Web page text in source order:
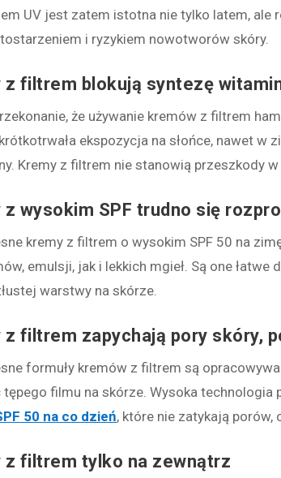
UV jest zatem istotna nie tylko latem, ale
i ryzykiem nowotworów skóry.
z filtrem blokują syntezę
że używanie kremów z filtrem
ekspozycja na słońce, nawet
Kremy z filtrem nie stanowią przeszkody
z wysokim SPF trudno się
kremy z filtrem o wysokim SPF 50 na
emulsji, jak i lekkich mgieł. Są one
warstwy na skórze.
z filtrem zapychają pory skóry,
formuły kremów z filtrem są
filmu na skórze. Wysoka
50 na co dzień, które nie zatykają
z filtrem tylko na zewnątrz